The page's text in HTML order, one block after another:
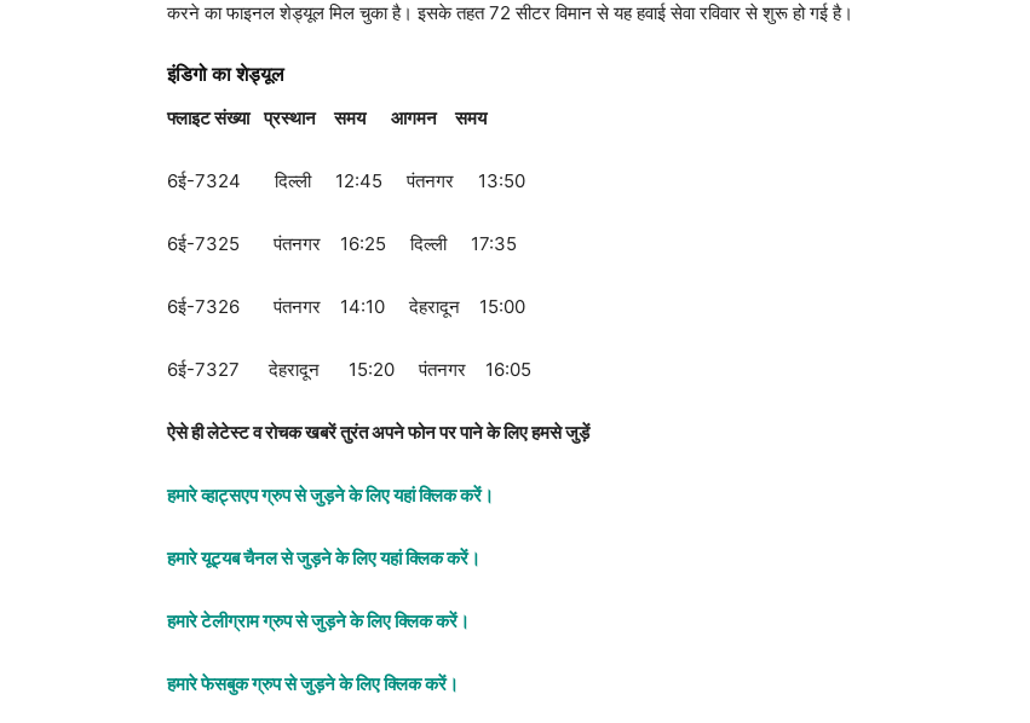
करने का फाइनल शेड्यूल मिल चुका है। इसके तहत 72 सीटर विमान से यह हवाई सेवा रविवार से शुरू हो गई है।
इंडिगो का शेड्यूल
फ्लाइट संख्या प्रस्थान समय आगमन समय
6ई-7324 दिल्ली 12:45 पंतनगर 13:50
6ई-7325 पंतनगर 16:25 दिल्ली 17:35
6ई-7326 पंतनगर 14:10 देहरादून 15:00
6ई-7327 देहरादून 15:20 पंतनगर 16:05
ऐसे ही लेटेस्ट व रोचकखबरें तुरंत अपने फोन पर पाने के लिए हमसे जुड़ें
हमारे व्हाट्सएप ग्रुप से जुड़ने के लिए यहां क्लिक करें।
हमारे यूट्यब चैनल से जुड़ने के लिए यहां क्लिक करें।
हमारे टेलीग्राम ग्रुप से जुड़ने के लिए क्लिक करें।
हमारे फेसबुक ग्रुप से जुड़ने के लिए क्लिक करें।